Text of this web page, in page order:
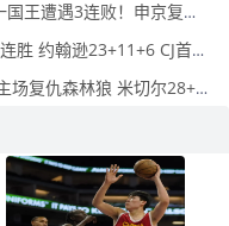
2026年01月12日 火箭不敌西部倒一国王遭遇3连败！申京复出19+9 阿门31+13+6
2026年01月12日 老鹰轻取勇士迎3连胜 约翰逊23+11+6 CJ首秀12分 库里31+5
2026年01月11日 骑士5人得分20+主场复仇森林狼 米切尔28+8 爱德华兹25+5